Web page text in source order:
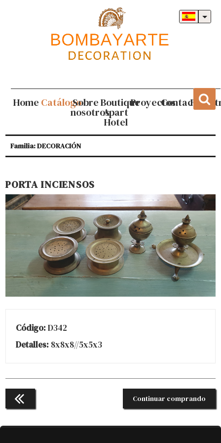
Home CatálogoSobre
nosotros
Boutique
Apart
Hotel
ProyectosContacto
Familia: DECORACIÓN
PORTA INCIENSOS
Código: D342
Detalles: 8x8x8//5x5x3
Continuar comprando